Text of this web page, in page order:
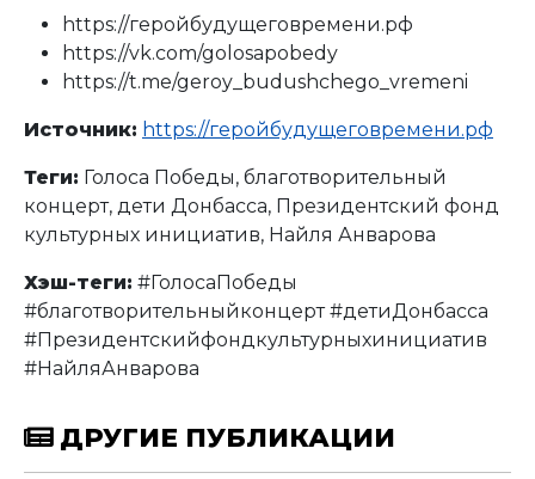
https://геройбудущеговремени.рф
https://vk.com/golosapobedy
https://t.me/geroy_budushchego_vremeni
Источник: https://геройбудущеговремени.рф
Теги: Голоса Победы, благотворительный
концерт, дети Донбасса, Президентский фонд
культурных инициатив, Найля Анварова
Хэш-теги: #ГолосаПобеды
#благотворительныйконцерт #детиДонбасса
#Президентскийфондкультурныхинициатив
#НайляАнварова
ДРУГИЕ ПУБЛИКАЦИИ